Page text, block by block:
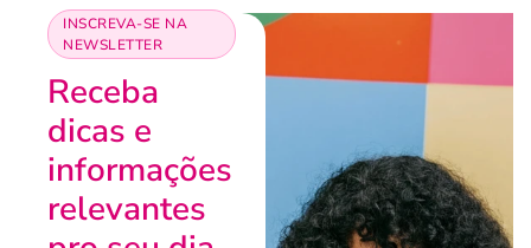
INSCREVA-SE NA
NEWSLETTER
Receba
dicas e
informações
relevantes